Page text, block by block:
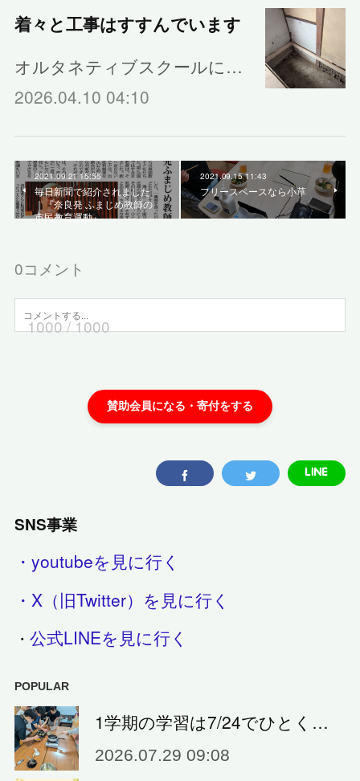
着々と工事はすすんでいます
オルタネティブスクールに…
2026.04.10 04:10
2021.09.21 15:55
毎日新聞で紹介されました
｜『奈良発 ふまじめ教師の
市民教育運動』
2021.09.15 11:43
フリースペースなら小草
0コメント
1000/ 1000
SNS事業
・youtubeを見に行く
・X（旧Twitter）を見に行く
・公式LINEを見に行く
POPULAR
1学期の学習は7/24でひとく…
2026.07.29 09:08